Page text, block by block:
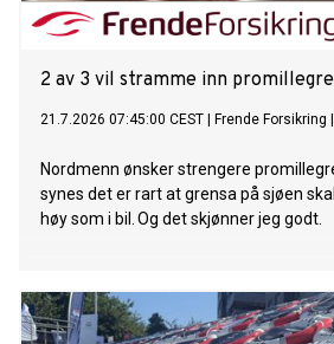
2 av 3 vil stramme inn
21.7.2026 07:45:00 CEST Frende Forsikring
Nordmenn ønsker strengere
synes det er rart at grensa på sjøen
høy som i bil. Og det skjønner jeg godt.